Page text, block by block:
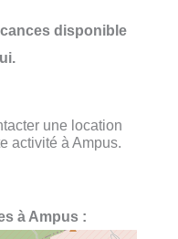
disponible
une location
activité à Ampus.
à Ampus :